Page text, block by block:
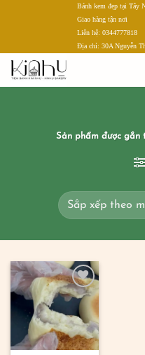
dung
Bánh kem đẹp tại Tây
Giao hàng tận nơi
Liên hệ: 0344777818
Địa chỉ: 30A Nguyễn
Sản phẩm được gắn
Add to
wishlist